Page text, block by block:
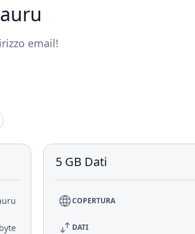
email!
5 GB Dati
COPERTURA
DATI